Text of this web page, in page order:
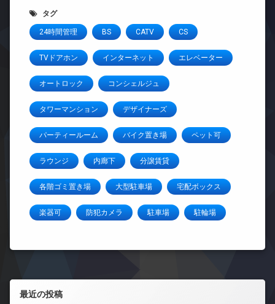
タグ
24時間管理 BS CATV CS
TVドアホン インターネット エレベーター
オートロック コンシェルジュ
タワーマンション デザイナーズ
パーティールーム バイク置き場 ペット可
ラウンジ 内廊下 分譲賃貸
各階ゴミ置き場 大型駐車場 宅配ボックス
楽器可 防犯カメラ 駐車場 駐輪場
左サイドバー
最近の投稿